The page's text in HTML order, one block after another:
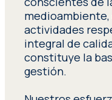
actividades
integral de
constituye la
gestión.